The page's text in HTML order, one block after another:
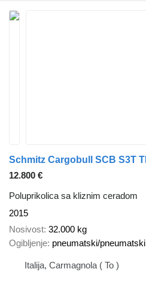
12.800 €
Poluprikolica sa kliznim ceradom
2015
Nosivost 32.000 kg
Ogibljenje pneumatski/pneumatski
Italija, Carmagnola ( To )